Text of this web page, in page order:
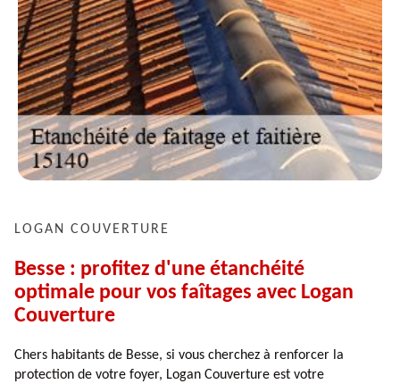
LOGAN COUVERTURE
Besse : profitez d'une étanchéité
optimale pour vos faîtages avec Logan
Couverture
Chers habitants de Besse, si vous cherchez à renforcer la
protection de votre foyer, Logan Couverture est votre